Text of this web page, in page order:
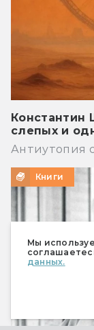
Мы
данных.
Константин
слепых и
Антиутопия
Книги